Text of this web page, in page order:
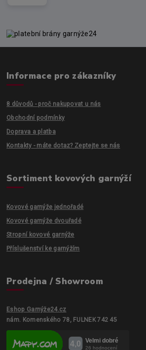
Informace pro zákazníky
8 důvodů - proč nakupovat u nás
Obchodní podmínky
Doprava a platba
Kontakty - máte dotaz? Zeptejte se nás
Sortiment kovových garnýží
Kovové garnýže jednořadé
Kovové garnýže dvouřadé
Stropní kovové garnýže
Příslušenství ke garnýžím
Prodejna / Showroom
Eshop Garnýže24.cz
nám. Komenského 78, FULNEK 742 45